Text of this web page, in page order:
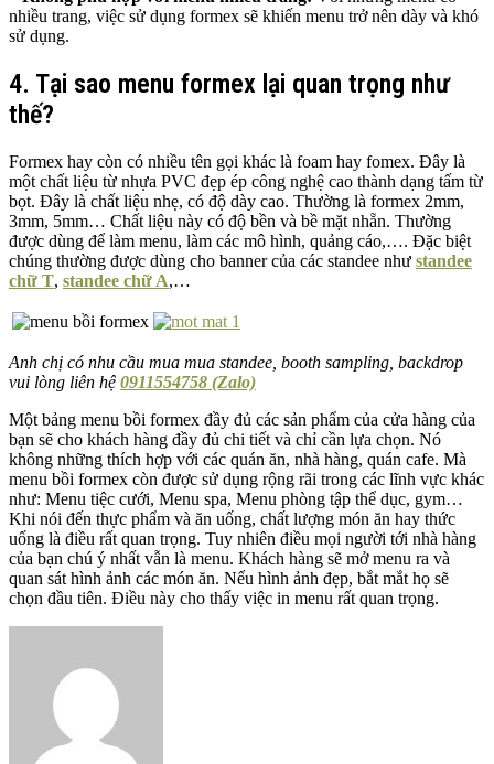
nhiều trang, việc sử dụng formex sẽ khiến menu trở nên dày và khó
sử dụng.
4. Tại sao menu formex lại quan trọng như
thế?
Formex hay còn có nhiều tên gọi khác là foam hay fomex. Đây là
một chất liệu từ nhựa PVC đẹp ép công nghệ cao thành dạng tấm từ
bọt. Đây là chất liệu nhẹ, có độ dày cao. Thường là formex 2mm,
3mm, 5mm… Chất liệu này có độ bền và bề mặt nhẵn. Thường
được dùng để làm menu, làm các mô hình, quảng cáo,…. Đặc biệt
chúng thường được dùng cho banner của các standee như standee
chữ T, standee chữ A,…
Anh chị có nhu cầu mua mua standee, booth sampling, backdrop
vui lòng liên hệ0911554758 (Zalo)
Một bảng menu bồi formex đầy đủ các sản phẩm của cửa hàng của
bạn sẽ cho khách hàng đầy đủ chi tiết và chỉ cần lựa chọn. Nó
không những thích hợp với các quán ăn, nhà hàng, quán cafe. Mà
menu bồi formex còn được sử dụng rộng rãi trong các lĩnh vực khác
như: Menu tiệc cưới, Menu spa, Menu phòng tập thể dục, gym…
Khi nói đến thực phẩm và ăn uống, chất lượng món ăn hay thức
uống là điều rất quan trọng. Tuy nhiên điều mọi người tới nhà hàng
của bạn chú ý nhất vẫn là menu. Khách hàng sẽ mở menu ra và
quan sát hình ảnh các món ăn. Nếu hình ảnh đẹp, bắt mắt họ sẽ
chọn đầu tiên. Điều này cho thấy việc in menu rất quan trọng.